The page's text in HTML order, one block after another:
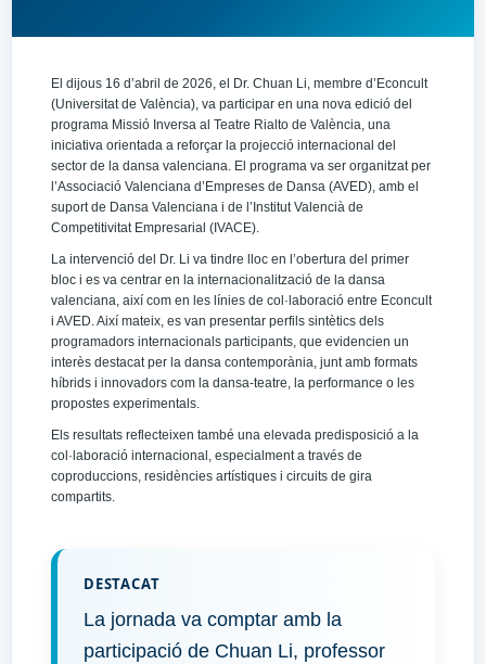
El dijous 16 d’abril de 2026, el Dr. Chuan Li, membre d’Econcult
(Universitat de València), va participar en una nova edició del
programa Missió Inversa al Teatre Rialto de València, una
iniciativa orientada a reforçar la projecció internacional del
sector de la dansa valenciana. El programa va ser organitzat per
l’Associació Valenciana d’Empreses de Dansa (AVED), amb el
suport de Dansa Valenciana i de l’Institut Valencià de
Competitivitat Empresarial (IVACE).
La intervenció del Dr. Li va tindre lloc en l’obertura del primer
bloc i es va centrar en la internacionalització de la dansa
valenciana, així com en les línies de col·laboració entre Econcult
i AVED. Així mateix, es van presentar perfils sintètics dels
programadors internacionals participants, que evidencien un
interès destacat per la dansa contemporània, junt amb formats
híbrids i innovadors com la dansa-teatre, la performance o les
propostes experimentals.
Els resultats reflecteixen també una elevada predisposició a la
col·laboració internacional, especialment a través de
coproduccions, residències artístiques i circuits de gira
compartits.
DESTACAT
La jornada va comptar amb la
participació de Chuan Li, professor